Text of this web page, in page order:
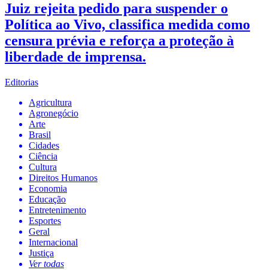
Juiz rejeita pedido para suspender o
Política ao Vivo, classifica medida como
censura prévia e reforça a proteção à
liberdade de imprensa.
Editorias
Agricultura
Agronegócio
Arte
Brasil
Cidades
Ciência
Cultura
Direitos Humanos
Economia
Educação
Entretenimento
Esportes
Geral
Internacional
Justiça
Ver todas